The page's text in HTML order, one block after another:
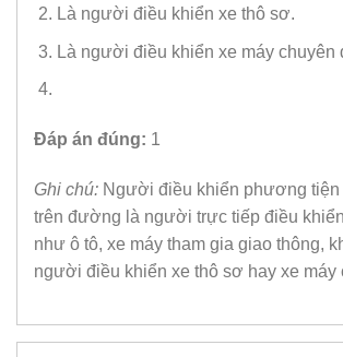
Là người điều khiển xe thô sơ.
Là người điều khiển xe máy chuyên
Đáp án đúng: 1
Ghi chú: Người điều khiển phương tiện
trên đường là người trực tiếp điều
như ô tô, xe máy tham gia giao thông,
người điều khiển xe thô sơ hay xe máy